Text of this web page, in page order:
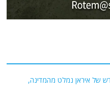
של איראן נמלט מהמדינה,